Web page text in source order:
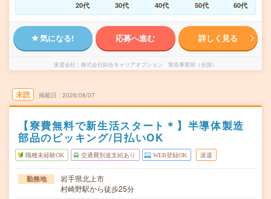
20代
30代 40代 50代 60代
気になる! 応募へ進む 詳しく見る
派遣会社 株式会社綜合キャリアオプション 製造事業部（全国）
未読 掲載日 2026/08/07
【寮費無料で新生活スタート＊】半導体製造
部品のピッキング/日払いOK
職種未経験OK 交通費別途支給あり WEB登録OK 派遣
勤務地
岩手県北上市
村崎野駅から徒歩25分